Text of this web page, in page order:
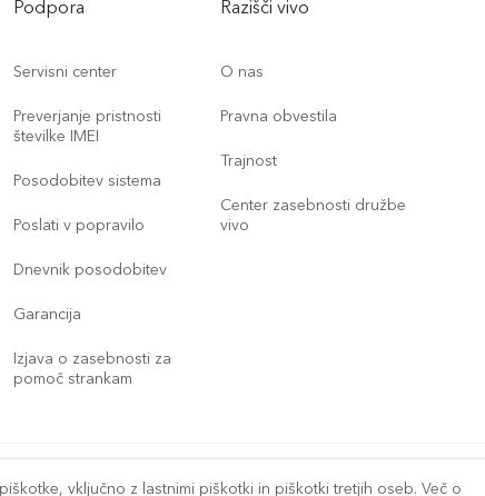
Podpora
Servisni center
Preverjanje pristnosti
številke IMEI
Posodobitev sistema
Poslati v popravilo
Dnevnik posodobitev
Garancija
Izjava o zasebnosti za
pomoč strankam
Razišči vivo
O nas
Pravna obvestila
Trajnost
Center zasebnosti družbe
vivo
Co., Ltd. Vse pravice pridržane. | Pravilnik o piškotkih družbe vivo |
vključno z lastnimi piškotki in piškotki tretjih oseb. Več o